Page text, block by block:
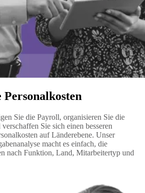
Sie die Payroll, organisieren Sie die
Sie sich einen besseren
auf Länderebene. Unser
macht es einfach, die
nach Funktion, Land, Mitarbeitertyp und